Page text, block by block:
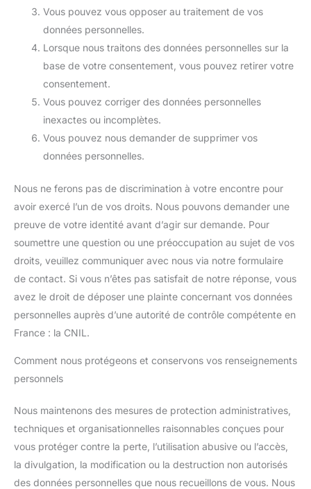
Vous pouvez vous opposer au traitement de vos
données personnelles.
Lorsque nous traitons des données personnelles sur la
base de votre consentement, vous pouvez retirer votre
consentement.
Vous pouvez corriger des données personnelles
inexactes ou incomplètes.
Vous pouvez nous demander de supprimer vos
données personnelles.
Nous ne ferons pas de discrimination à votre encontre pour
avoir exercé l’un de vos droits. Nous pouvons demander une
preuve de votre identité avant d’agir sur demande. Pour
soumettre une question ou une préoccupation au sujet de vos
droits, veuillez communiquer avec nous via notre formulaire
de contact. Si vous n’êtes pas satisfait de notre réponse, vous
avez le droit de déposer une plainte concernant vos données
personnelles auprès d’une autorité de contrôle compétente en
France : la CNIL.
Comment nous protégeons et conservons vos renseignements
personnels
Nous maintenons des mesures de protection administratives,
techniques et organisationnelles raisonnables conçues pour
vous protéger contre la perte, l’utilisation abusive ou l’accès,
la divulgation, la modification ou la destruction non autorisés
des données personnelles que nous recueillons de vous. Nous